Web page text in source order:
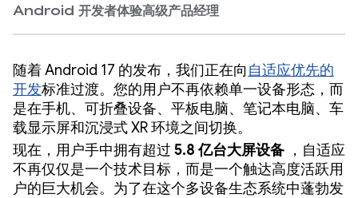
Android 开发者体验高级产品经理
随着 Android 17 的发布，我们正在向 自适应优先的
开发标准过渡。您的用户不再依赖单一设备形态，而
是在手机、可折叠设备、平板电脑、笔记本电脑、车
载显示屏和沉浸式 XR 环境之间切换。
现在，用户手中拥有超过 5.8 亿台大屏设备 ，自适应
不再仅仅是一个技术目标，而是一个触达高度活跃用
户的巨大机会。为了在这个多设备生态系统中蓬勃发